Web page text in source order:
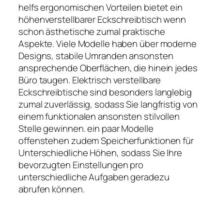
helfs ergonomischen Vorteilen bietet ein
höhenverstellbarer Eckschreibtisch wenn
schon ästhetische zumal praktische
Aspekte. Viele Modelle haben über moderne
Designs, stabile Umranden ansonsten
ansprechende Oberflächen, die hinein jedes
Büro taugen. Elektrisch verstellbare
Eckschreibtische sind besonders langlebig
zumal zuverlässig, sodass Sie langfristig von
einem funktionalen ansonsten stilvollen
Stelle gewinnen. ein paar Modelle
offenstehen zudem Speicherfunktionen für
Unterschiedliche Höhen, sodass Sie Ihre
bevorzugten Einstellungen pro
unterschiedliche Aufgaben geradezu
abrufen können.